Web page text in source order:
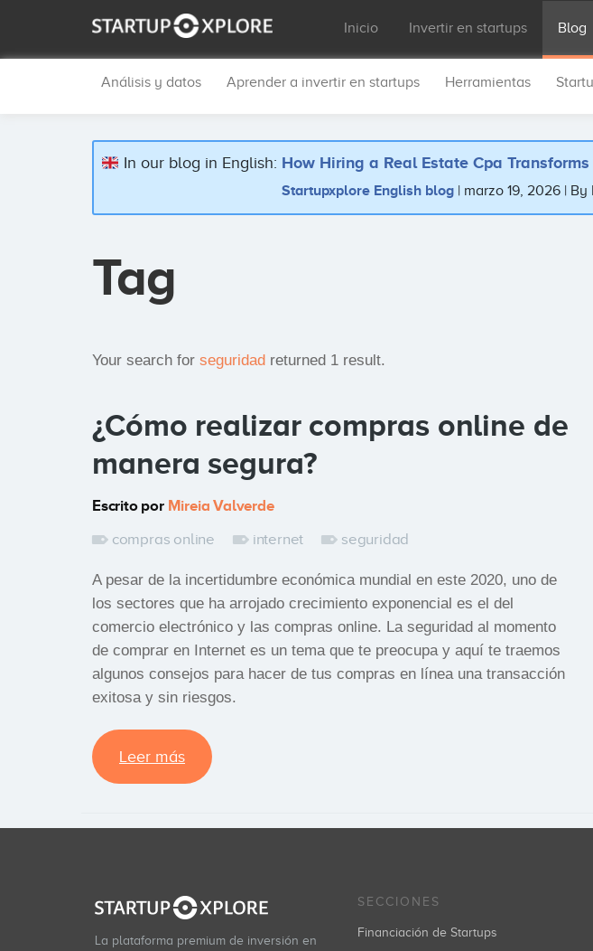
Inicio Invertir en startups Blog
Análisis y datos Aprender a invertir en startups Herramientas
In our blog in English: How Hiring a Real Estate Cpa
Startupxplore English blog marzo 19, 2026 By
Tag
Your search for seguridad returned 1 result.
¿Cómo realizar compras online de
manera segura?
Escrito por Mireia Valverde
compras online
internet seguridad
A pesar de la incertidumbre económica mundial en este 2020, uno de
los sectores que ha arrojado crecimiento exponencial es el del
comercio electrónico y las compras online. La seguridad al momento
de comprar en Internet es un tema que te preocupa y aquí te traemos
algunos consejos para hacer de tus compras en línea una transacción
exitosa y sin riesgos.
Leer más
La plataforma premium de inversión en
SECCIONES
Financiación de Startups